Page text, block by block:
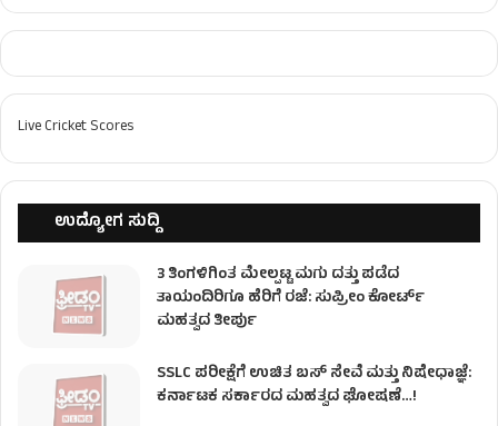
Live Cricket Scores
ಉದ್ಯೋಗ ಸುದ್ದಿ
3 ತಿಂಗಳಿಗಿಂತ ಮೇಲ್ಪಟ್ಟ ಮಗು ದತ್ತು ಪಡೆದ
ತಾಯಂದಿರಿಗೂ ಹೆರಿಗೆ ರಜೆ: ಸುಪ್ರೀಂ ಕೋರ್ಟ್
ಮಹತ್ವದ ತೀರ್ಪು
SSLC ಪರೀಕ್ಷೆಗೆ ಉಚಿತ ಬಸ್ ಸೇವೆ ಮತ್ತು ನಿಷೇಧಾಜ್ಞೆ:
ಕರ್ನಾಟಕ ಸರ್ಕಾರದ ಮಹತ್ವದ ಘೋಷಣೆ…!